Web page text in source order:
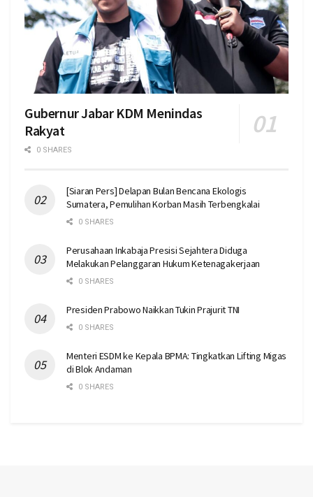
Gubernur Jabar KDM Menindas
Rakyat
0 SHARES
[Siaran Pers] Delapan Bulan Bencana Ekologis
Sumatera, Pemulihan Korban Masih Terbengkalai
0 SHARES
Perusahaan Inkabaja Presisi Sejahtera Diduga
Melakukan Pelanggaran Hukum Ketenagakerjaan
0 SHARES
Presiden Prabowo Naikkan Tukin Prajurit TNI
0 SHARES
Menteri ESDM ke Kepala BPMA: Tingkatkan Lifting Migas
di Blok Andaman
0 SHARES